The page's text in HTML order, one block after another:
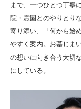
まで、一つひとつ丁寧
院・霊園とのやりとり
寄り添い、「何から始
やすく案内。お墓じま
の想いに向き合う大切
にしている。